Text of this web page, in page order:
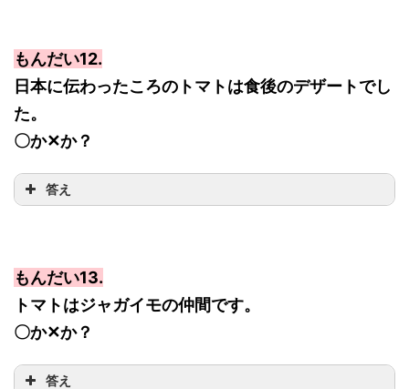
もんだい12.
日本に伝わったころのトマトは食後のデザートでし
た。
〇か✕か？
答え
もんだい13.
トマトはジャガイモの仲間です。
〇か✕か？
答え